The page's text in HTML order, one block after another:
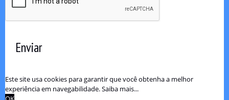
Enviar
Este site usa cookies para garantir que você obtenha a melhor
experiência em navegabilidade.Saiba mais...